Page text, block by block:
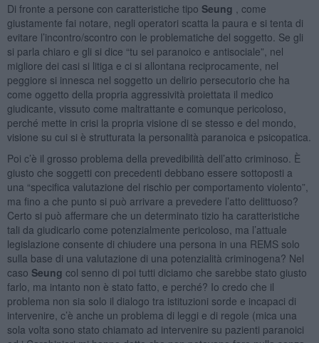
Di fronte a persone con caratteristiche tipo Seung , come
giustamente fai notare, negli operatori scatta la paura e si tenta di
evitare l’incontro/scontro con le problematiche del soggetto. Se gli
si parla chiaro e gli si dice “tu sei paranoico e antisociale”, nel
migliore dei casi si litiga e ci si allontana reciprocamente, nel
peggiore si innesca nel soggetto un delirio persecutorio che ha
come oggetto della propria aggressività proiettata il medico
giudicante, vissuto come maltrattante e comunque pericoloso,
perché mette in crisi la propria visione di se stesso e del mondo,
visione su cui si è strutturata la personalità paranoica e psicopatica.
Poi c’è il grosso problema della prevedibilità dell’atto criminoso. È
giusto che soggetti con precedenti debbano essere sottoposti a
una “specifica valutazione del rischio per comportamento violento”,
ma fino a che punto si può arrivare a prevedere l’atto delittuoso?
Certo si può affermare che un determinato tizio ha caratteristiche
tali da giudicarlo come potenzialmente pericoloso, ma l’attuale
legislazione consente di chiudere una persona in una REMS solo
sulla base di una valutazione di una potenzialità criminogena? Nel
caso Seung col senno di poi tutti diciamo che sarebbe stato giusto
farlo, ma intanto non è stato fatto, e perché? Io credo che il
problema non sia solo il dialogo tra istituzioni sorde e incapaci di
intervenire, c’è anche un problema di leggi e di regole (mica una
sola volta sono stato chiamato ad intervenire su pazienti paranoici